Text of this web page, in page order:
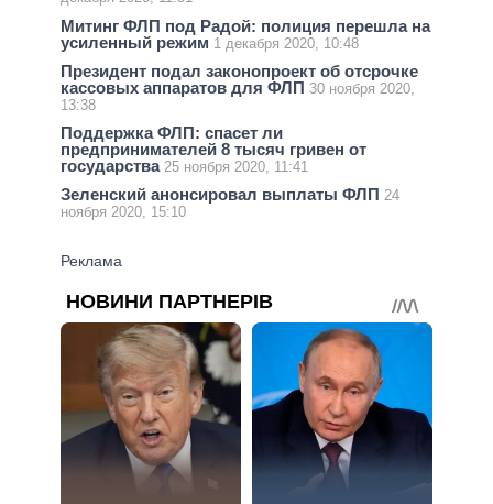
Митинг ФЛП под Радой: полиция перешла на
усиленный режим 1 декабря 2020, 10:48
Президент подал законопроект об отсрочке
кассовых аппаратов для ФЛП 30 ноября 2020,
13:38
Поддержка ФЛП: спасет ли
предпринимателей 8 тысяч гривен от
государства 25 ноября 2020, 11:41
Зеленский анонсировал выплаты ФЛП 24
ноября 2020, 15:10